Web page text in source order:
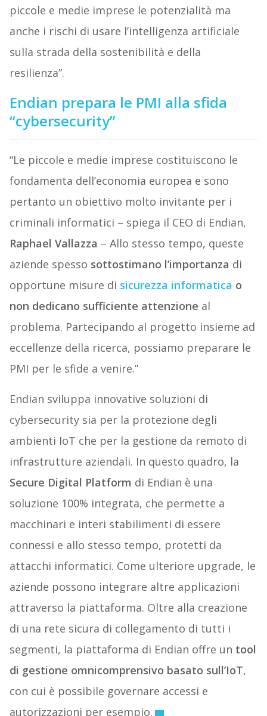
piccole e medie imprese le potenzialità ma
anche i rischi di usare l’intelligenza artificiale
sulla strada della sostenibilità e della
resilienza”.
Endian prepara le PMI alla sfida
“cybersecurity”
“Le piccole e medie imprese costituiscono le
fondamenta dell’economia europea e sono
pertanto un obiettivo molto invitante per i
criminali informatici – spiega il CEO di Endian,
Raphael Vallazza – Allo stesso tempo, queste
aziende spesso sottostimano l’importanza di
opportune misure di sicurezza informatica o
non dedicano sufficiente attenzione al
problema. Partecipando al progetto insieme ad
eccellenze della ricerca, possiamo preparare le
PMI per le sfide a venire.”
Endian sviluppa innovative soluzioni di
cybersecurity sia per la protezione degli
ambienti IoT che per la gestione da remoto di
infrastrutture aziendali. In questo quadro, la
Secure Digital Platform di Endian è una
soluzione 100% integrata, che permette a
macchinari e interi stabilimenti di essere
connessi e allo stesso tempo, protetti da
attacchi informatici. Come ulteriore upgrade, le
aziende possono integrare altre applicazioni
attraverso la piattaforma. Oltre alla creazione
di una rete sicura di collegamento di tutti i
segmenti, la piattaforma di Endian offre un tool
di gestione omnicomprensivo basato sull’IoT,
con cui è possibile governare accessi e
autorizzazioni per esempio.